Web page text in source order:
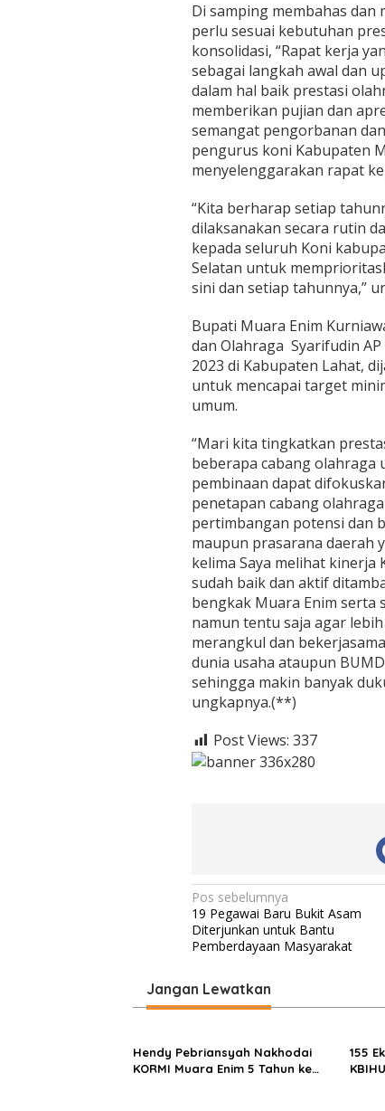
Di samping membahas
perlu sesuai kebutuhan
konsolidasi, “Rapat kerja
sebagai langkah awal dan
dalam hal baik prestasi
memberikan pujian dan
semangat pengorbanan
pengurus koni Kabupaten
menyelenggarakan rapat
“Kita berharap setiap
dilaksanakan secara rutin
kepada seluruh Koni
Selatan untuk
sini dan setiap tahunnya,”
Bupati Muara Enim
dan Olahraga Syarifudin
2023 di Kabupaten Lahat,
untuk mencapai target
umum.
“Mari kita tingkatkan
beberapa cabang
pembinaan dapat
penetapan cabang
pertimbangan potensi dan
maupun prasarana daerah
kelima Saya melihat kinerja
sudah baik dan aktif
bengkak Muara Enim serta
namun tentu saja agar
merangkul dan
dunia usaha ataupun
sehingga makin banyak
ungkapnya.(**)
Post Views: 337
N
a
v
g
s
i
Pos sebelumnya
19 Pegawai Baru Bukit Asam
Diterjunkan untuk Bantu
Pemberdayaan Masyarakat
Jangan Lewatkan
Hendy Pebriansyah Nakhodai
KORMI Muara Enim 5 Tahun ke
155